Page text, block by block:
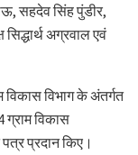
सहदेव सिंह पुंडीर,
अग्रवाल एवं
विभाग के अंतर्गत
विकास
प्रदान किए।